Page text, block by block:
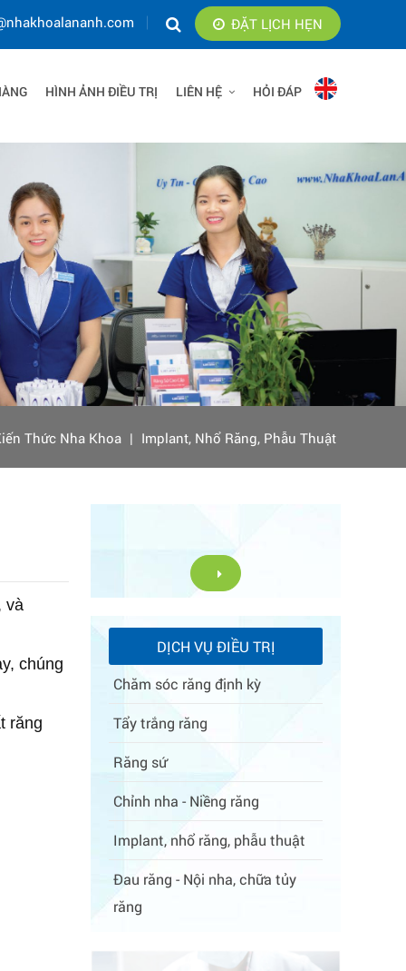
ĐẶT LỊCH HẸN
HÌNH ẢNH ĐIỀU TRỊ LIÊN HỆ HỎI ĐÁP
Thức Nha Khoa | Implant, Nhổ Răng, Phẫu Thuật
và
chúng
răng
DỊCH VỤ ĐIỀU TRỊ
Chăm sóc răng định kỳ
Tẩy trắng răng
Răng sứ
Chỉnh nha - Niềng răng
Implant, nhổ răng, phẫu thuật
Đau răng - Nội nha, chữa tủy
răng